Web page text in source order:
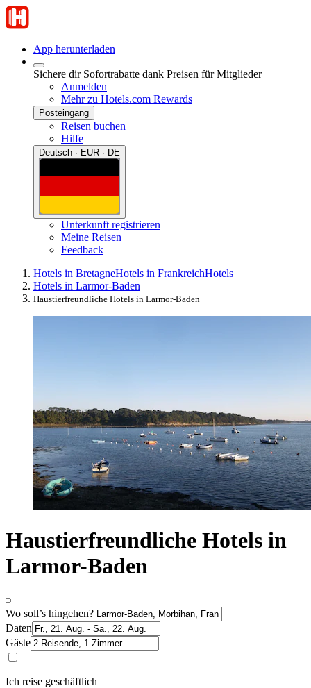
App herunterladen
Sichere dir Sofortrabatte dank Preisen für Mitglieder
Anmelden
Mehr zu Hotels.com Rewards
Posteingang
Reisen buchen
Hilfe
Deutsch · EUR · DE
Unterkunft registrieren
Meine Reisen
Feedback
Hotels in BretagneHotels in FrankreichHotels
Hotels in Larmor-Baden
Haustierfreundliche Hotels in Larmor-Baden
Haustierfreundliche Hotels in
Larmor-Baden
Wo soll’s hingehen?
Daten
Gäste
Ich reise geschäftlich